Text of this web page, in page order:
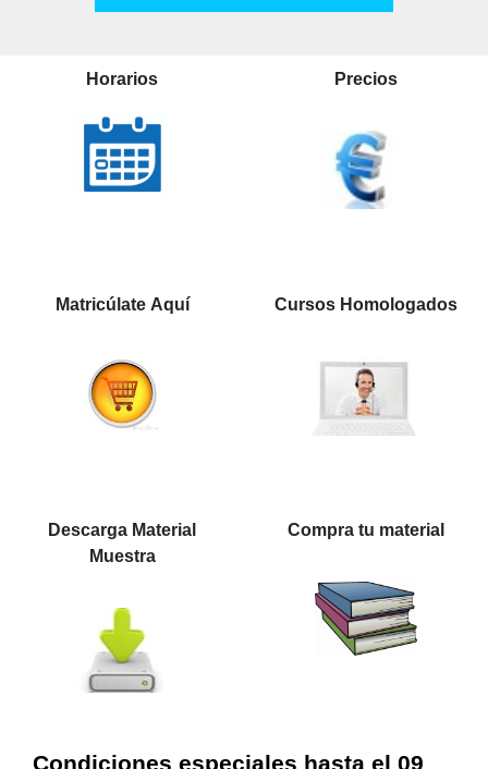
Horarios Precios
Matricúlate Aquí Cursos Homologados
Descarga Material
Muestra
Compra tu material
Condiciones especiales hasta el 09